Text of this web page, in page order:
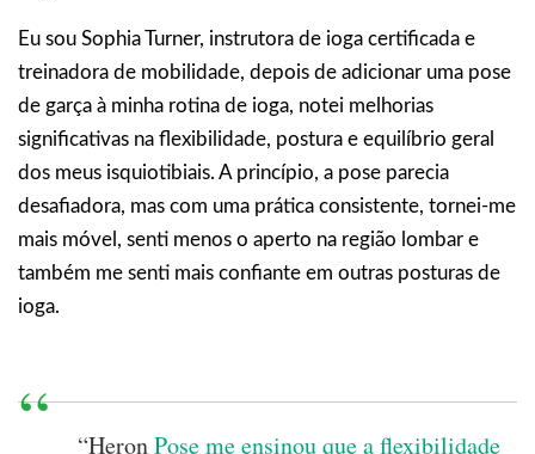
Eu sou Sophia Turner, instrutora de ioga certificada e
treinadora de mobilidade, depois de adicionar uma pose
de garça à minha rotina de ioga, notei melhorias
significativas na flexibilidade, postura e equilíbrio geral
dos meus isquiotibiais. A princípio, a pose parecia
desafiadora, mas com uma prática consistente, tornei-me
mais móvel, senti menos o aperto na região lombar e
também me senti mais confiante em outras posturas de
ioga.
“HeronPose me ensinou que a flexibilidade